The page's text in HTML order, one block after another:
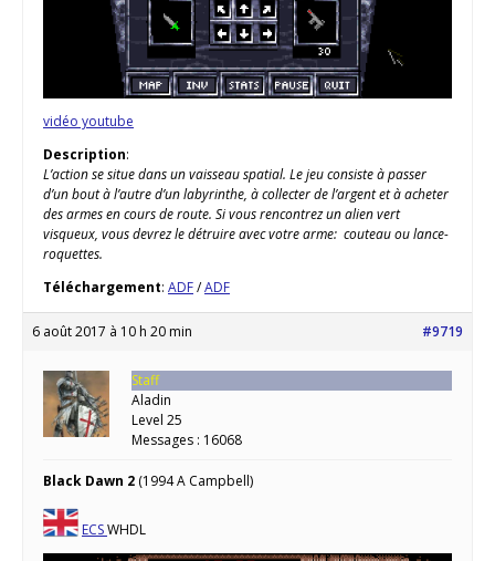
vidéo youtube
Description:
L’action se situe dans un vaisseau spatial. Le jeu consiste à passer
d’un bout à l’autre d’un labyrinthe, à collecter de l’argent et à acheter
des armes en cours de route. Si vous rencontrez un alien vert
visqueux, vous devrez le détruire avec votre arme: couteau ou lance-
roquettes.
Téléchargement: ADF/ADF
6 août 2017 à 10 h 20 min #9719
Staff
Aladin
Level 25
Messages : 16068
Black Dawn 2 (1994 A Campbell)
ECSWHDL